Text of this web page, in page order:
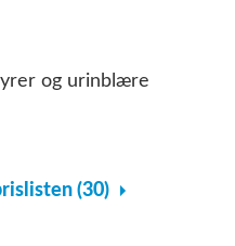
og urinblære
(30)